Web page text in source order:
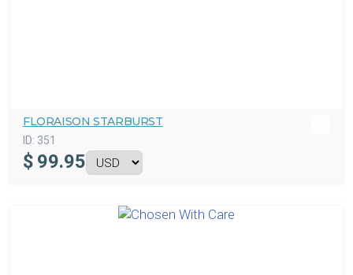
FLORAISON STARBURST
ID: 351
$ 99.95